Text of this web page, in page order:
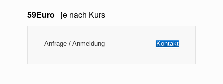
59Euro je nach Kurs
Anfrage / Anmeldung Kontakt